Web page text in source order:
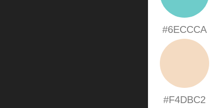
#6ECCCA
#F4DBC2